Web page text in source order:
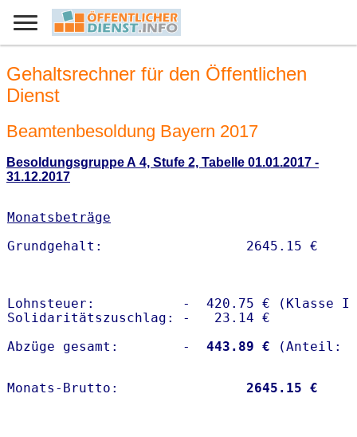
Gehaltsrechner für den Öffentlichen
Dienst
Beamtenbesoldung Bayern 2017
Besoldungsgruppe A 4, Stufe 2, Tabelle 01.01.2017 -
31.12.2017
Monatsbeträge
Lohnsteuer:           -  420.75 € (Klasse I)
Solidaritätszuschlag: -   23.14 €
Abzüge gesamt:        -
  443.89 €
Monats-Brutto: 2645.15 €